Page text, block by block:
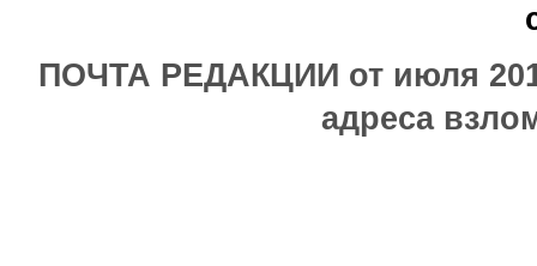
ПОЧТА РЕДАКЦИИ от июля
адреса